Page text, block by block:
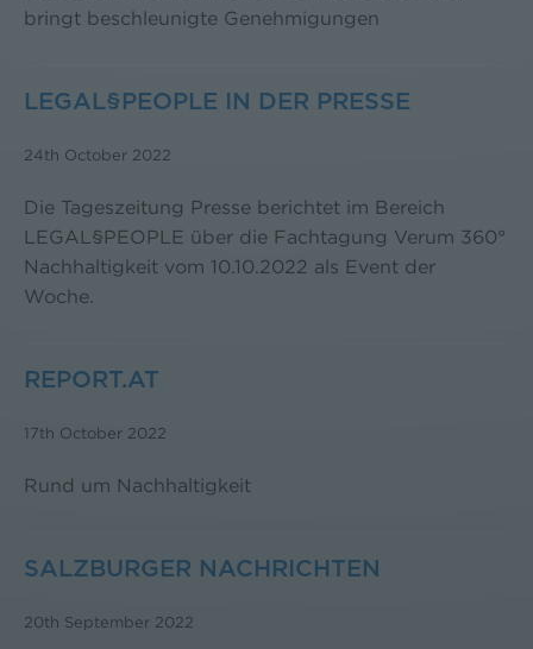
bringt beschleunigte Genehmigungen
LEGAL§PEOPLE IN DER PRESSE
24th October 2022
Die Tageszeitung Presse berichtet im Bereich
LEGAL§PEOPLE über die Fachtagung Verum 360°
Nachhaltigkeit vom 10.10.2022 als Event der
Woche.
REPORT.AT
17th October 2022
Rund um Nachhaltigkeit
SALZBURGER NACHRICHTEN
20th September 2022